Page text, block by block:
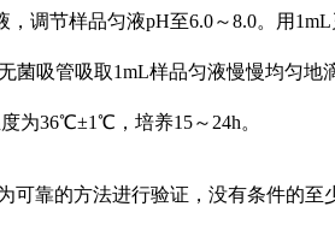
调节样品匀液pH至6.0～8.0。用
吸管吸取1mL样品匀液慢慢均匀地
为36℃±1℃，培养15～24h。
靠的方法进行验证，没有条件的至